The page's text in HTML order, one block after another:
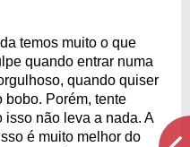
temos muito o que
quando entrar numa
quando quiser
bobo. Porém, tente
isso não leva a nada. A
é muito melhor do